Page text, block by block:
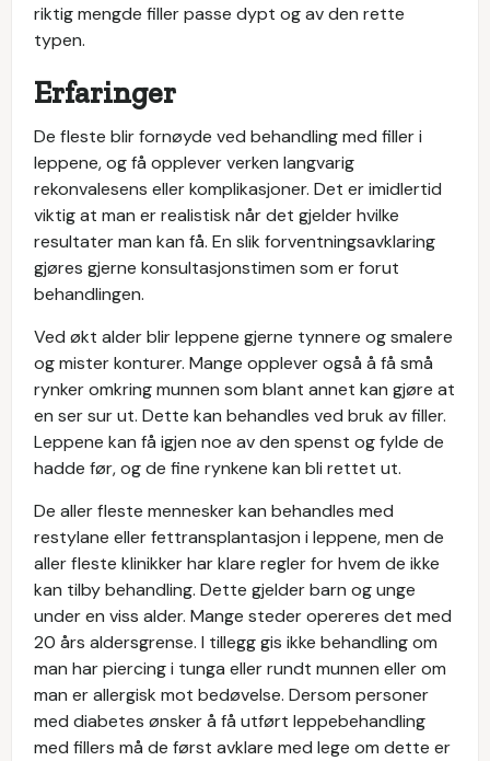
riktig mengde filler passe dypt og av den rette
typen.
Erfaringer
De fleste blir fornøyde ved behandling med filler i
leppene, og få opplever verken langvarig
rekonvalesens eller komplikasjoner. Det er imidlertid
viktig at man er realistisk når det gjelder hvilke
resultater man kan få. En slik forventningsavklaring
gjøres gjerne konsultasjonstimen som er forut
behandlingen.
Ved økt alder blir leppene gjerne tynnere og smalere
og mister konturer. Mange opplever også å få små
rynker omkring munnen som blant annet kan gjøre at
en ser sur ut. Dette kan behandles ved bruk av filler.
Leppene kan få igjen noe av den spenst og fylde de
hadde før, og de fine rynkene kan bli rettet ut.
De aller fleste mennesker kan behandles med
restylane eller fettransplantasjon i leppene, men de
aller fleste klinikker har klare regler for hvem de ikke
kan tilby behandling. Dette gjelder barn og unge
under en viss alder. Mange steder opereres det med
20 års aldersgrense. I tillegg gis ikke behandling om
man har piercing i tunga eller rundt munnen eller om
man er allergisk mot bedøvelse. Dersom personer
med diabetes ønsker å få utført leppebehandling
med fillers må de først avklare med lege om dette er